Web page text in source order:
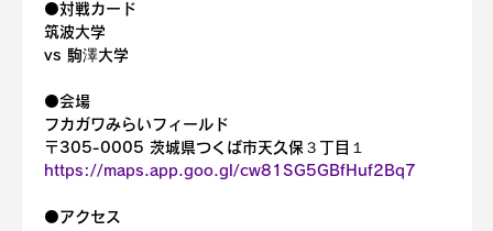
⚫️対戦カード
筑波大学
vs 駒澤大学
⚫️会場
フカガワみらいフィールド
〒305-0005 茨城県つくば市天久保３丁目１
https://maps.app.goo.gl/cw81SG5GBfHuf2Bq7
⚫️アクセス